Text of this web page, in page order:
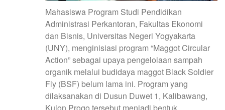
Mahasiswa Program Studi Pendidikan
Administrasi Perkantoran, Fakultas Ekonomi
dan Bisnis, Universitas Negeri Yogyakarta
(UNY), menginisiasi program “Maggot Circular
Action” sebagai upaya pengelolaan sampah
organik melalui budidaya maggot Black Soldier
Fly (BSF) belum lama ini. Program yang
dilaksanakan di Dusun Duwet 1, Kalibawang,